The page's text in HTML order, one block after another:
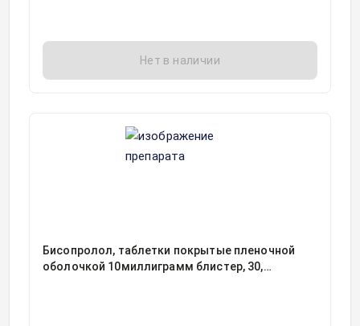
Нет в наличии
Бисопролол, таблетки покрытые пленочной
оболочкой 10миллиграмм блистер, 30,